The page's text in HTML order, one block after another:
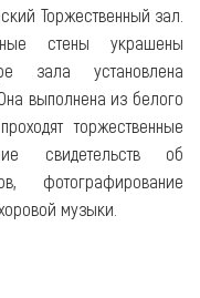
Торжественный зал.
стены украшены
зала установлена
выполнена из белого
торжественные
свидетельств об
фотографирование
музыки.